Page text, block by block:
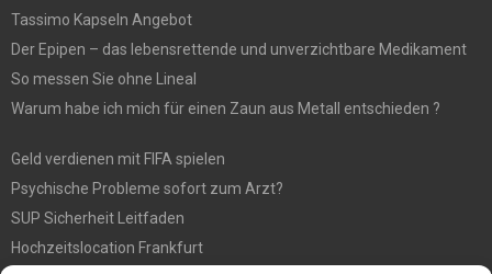
Tassimo Kapseln Angebot
Der Epipen – das lebensrettende und unverzichtbare Medikament
So messen Sie ohne Lineal
Warum habe ich mich für einen Zaun aus Metall entschieden ?
Geld verdienen mit FIFA spielen
Psychische Probleme sofort zum Arzt?
SUP Sicherheit Leitfaden
Hochzeitslocation Frankfurt